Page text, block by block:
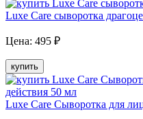
Luxe Care сыворотка
Цена: 495 ₽
купить
Luxe Care Сыворотка для